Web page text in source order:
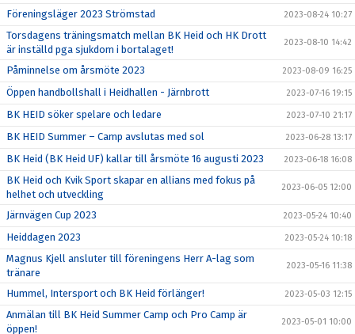
Föreningsläger 2023 Strömstad 2023-08-24 10:27
Torsdagens träningsmatch mellan BK Heid och HK Drott
är inställd pga sjukdom i bortalaget!
2023-08-10 14:42
Påminnelse om årsmöte 2023 2023-08-09 16:25
Öppen handbollshall i Heidhallen - Järnbrott 2023-07-16 19:15
BK HEID söker spelare och ledare 2023-07-10 21:17
BK HEID Summer – Camp avslutas med sol 2023-06-28 13:17
BK Heid (BK Heid UF) kallar till årsmöte 16 augusti 2023 2023-06-18 16:08
BK Heid och Kvik Sport skapar en allians med fokus på
helhet och utveckling
2023-06-05 12:00
Järnvägen Cup 2023 2023-05-24 10:40
Heiddagen 2023 2023-05-24 10:18
Magnus Kjell ansluter till föreningens Herr A-lag som
tränare
2023-05-16 11:38
Hummel, Intersport och BK Heid förlänger! 2023-05-03 12:15
Anmälan till BK Heid Summer Camp och Pro Camp är
öppen!
2023-05-01 10:00